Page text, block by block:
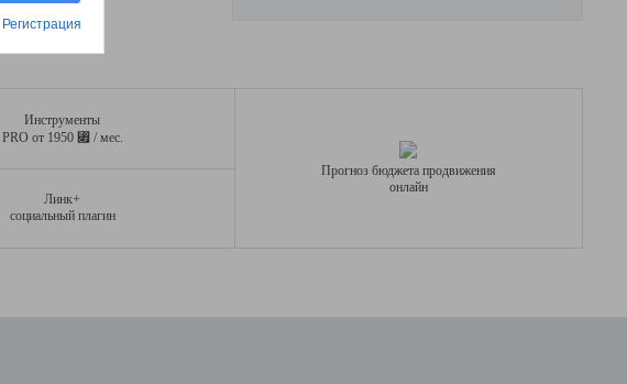
Инструменты
PRO от 1950 ⃏ / мес.
Линк+
социальный плагин
Прогноз бюджета продвижения
онлайн
Регистрация